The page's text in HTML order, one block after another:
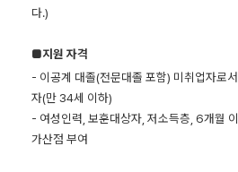
다.)
■지원 자격
- 이공계 대졸(전문대졸 포함) 미취업자로
자(만 34세 이하)
- 여성인력, 보훈대상자, 저소득층, 6개월
가산점 부여